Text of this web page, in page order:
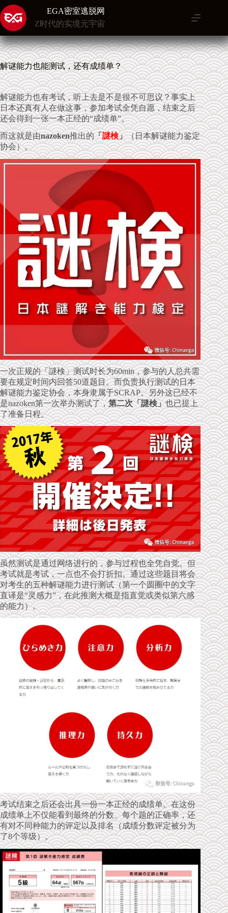
跳
至
内
容
EGA密室逃脱网
Z时代的实境元宇宙
解谜能力也能测试，还有成绩单？
解谜能力也有考试，听上去是不是很不可思议？事实上
日本还真有人在做这事，参加考试全凭自愿，结束之后
还会得到一张一本正经的“成绩单”。
而这就是由nazoken推出的「謎検」（日本解谜能力鉴定
协会）。
一次正规的「謎検」测试时长为60min，参与的人总共需
要在规定时间内回答50道题目。而负责执行测试的日本
解谜能力鉴定协会，本身隶属于SCRAP。另外这已经不
是nazoken第一次举办测试了，第二次「謎検」也已提上
了准备日程。
虽然测试是通过网络进行的，参与过程也全凭自觉。但
考试就是考试，一点也不会打折扣。通过这些题目将会
对考生的五种解谜能力进行测试（第一个圆圈中的文字
直译是“灵感力”，在此推测大概是指直觉或类似第六感
的能力）。
考试结束之后还会出具一份一本正经的成绩单。在这份
成绩单上不仅能看到最终的分数、每个题的正确率，还
有对不同种能力的评定以及排名（成绩分数评定被分为
了8个等级）。